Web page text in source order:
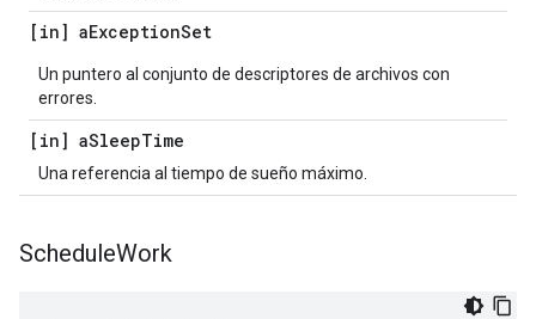
[in] aExceptionSet
Un puntero al conjunto de descriptores de archivos con
errores.
[in] aSleepTime
Una referencia al tiempo de sueño máximo.
ScheduleWork